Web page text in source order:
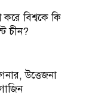
বিশ্বকে কি
চীন?
উত্তেজনা